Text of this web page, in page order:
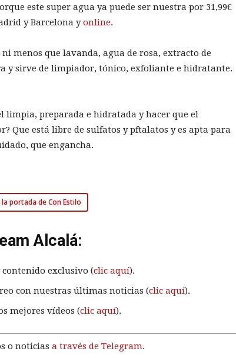
este super agua ya puede ser nuestra por 31,99€
y Barcelona yonline.
menos que lavanda, agua de rosa, extracto de
y sirve de limpiador, tónico, exfoliante e hidratante.
limpia, preparada e hidratada y hacer que el
Que está libre de sulfatos y pftalatos y es apta para
que engancha.
la portada de Con Estilo
Alcalá:
exclusivo (clic aquí).
con nuestras últimas noticias (clic aquí).
mejores vídeos (clic aquí).
o noticias a través de Telegram.